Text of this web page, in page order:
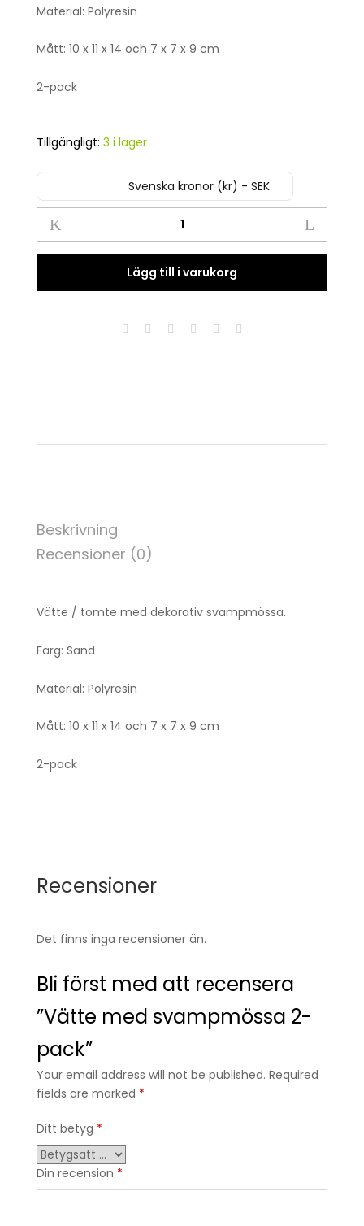
299kr.
Material: Polyresin
Mått: 10 x 11 x 14 och 7 x 7 x 9 cm
2-pack
Tillgängligt: 3 i lager
Svenska kronor (kr) - SEK
svampmössa
pack
Lägg till i varukorg
Beskrivning
Recensioner (0)
Vätte / tomte med dekorativ svampmössa.
Färg: Sand
Material: Polyresin
Mått: 10 x 11 x 14 och 7 x 7 x 9 cm
2-pack
Recensioner
Det finns inga recensioner än.
Bli först med att recensera
”Vätte med svampmössa 2-
pack”
Your email address will not be published. Required
fields are marked *
Ditt betyg *
Din recension *